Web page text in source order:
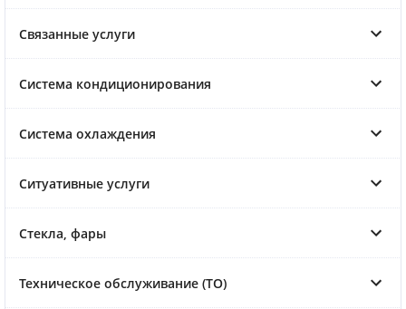
Связанные услуги
Система кондиционирования
Система охлаждения
Ситуативные услуги
Стекла, фары
Техническое обслуживание (ТО)